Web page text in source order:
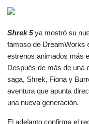
Shrek 5 ya mostró su
famoso de DreamWorks
estrenos animados más
Después de más de una
saga, Shrek, Fiona y
aventura que apunta
una nueva generación.
El adelanto confirma el